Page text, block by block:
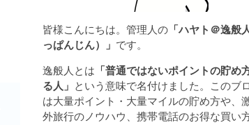
皆様こんにちは。管理人の 「ハヤト＠逸般
っぱんじん）」 です。
逸般人とは 「普通ではないポイントの貯め
る人」
という意味で名付けました。このブ
は大量ポイント・大量マイルの貯め方や、
外旅行のノウハウ、携帯電話のお得な買い